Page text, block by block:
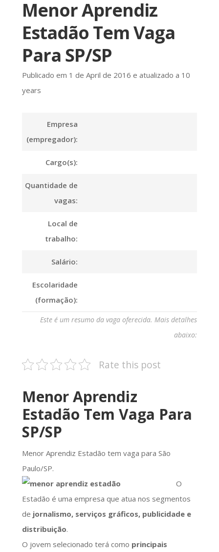
Menor Aprendiz
Estadão Tem Vaga
Para SP/SP
Publicado em 1 de April de 2016 e atualizado a 10
years
Empresa
(empregador):
Cargo(s):
Quantidade de
vagas:
Local de
trabalho:
Salário:
Escolaridade
(formação):
Este é um resumo da vaga oferecida. Mais detalhes
abaixo:
Rate this post
Menor Aprendiz
Estadão Tem Vaga Para
SP/SP
Menor Aprendiz Estadão tem vaga para São
Paulo/SP.
O
Estadão é uma empresa que atua nos segmentos
de jornalismo, serviços gráficos, publicidade e
distribuição.
O jovem selecionado terá como principais